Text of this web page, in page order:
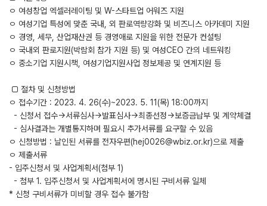
ㅇ 여성창업 엑셀러레이팅 및 W-스타트업 어워즈 지원
ㅇ 여성기업 특성에 맞춘 국내, 외 판로역량강화 및 비즈니스 아카데미 지원
ㅇ 경영, 세무, 산업재산권 등 경영애로 지원을 위한 전문가 컨설팅
ㅇ 국내외 판로지원(박람회 참가 지원 등) 및 여성CEO 간의 네트워킹
ㅇ 중소기업 지원시책, 여성기업지원사업 정보제공 및 연계지원 등
□ 절차 및 신청방법
ㅇ 접수기간 : 2023. 4. 26(수)~2023. 5. 11(목) 18:00까지
- 신청서 접수→서류심사→발표심사→최종선정→보증금납부 및 계약체결
- 심사결과는 개별통지하며 필요시 추가서류를 요구할 수 있음
ㅇ 신청방법 : 날인된 서류를 전자우편(hej0026@wbiz.or.kr)으로 제출
ㅇ 제출서류
- 입주신청서 및 사업계획서(첨부 1)
- 첨부 1. 입주신청서 및 사업계획서에 명시된 구비서류 일체
* 신청 구비서류가 미비할 경우 접수 불가함